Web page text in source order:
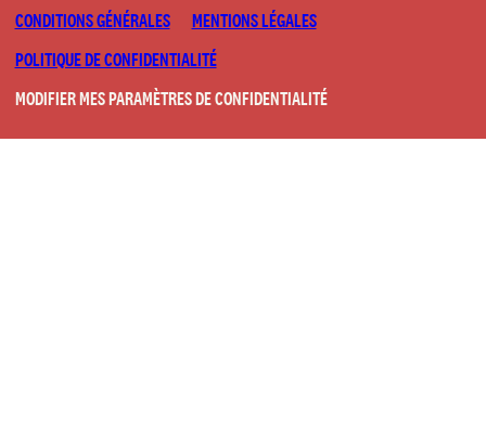
CONDITIONS GÉNÉRALES
MENTIONS LÉGALES
POLITIQUE DE CONFIDENTIALITÉ
MODIFIER MES PARAMÈTRES DE CONFIDENTIALITÉ